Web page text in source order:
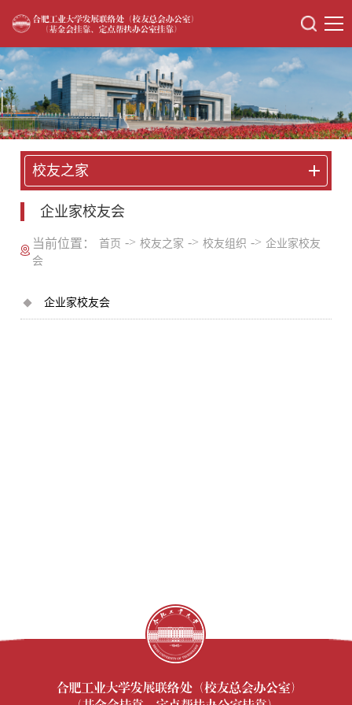
校友之家
企业家校友会
当前位置： 首页 -> 校友之家 -> 校友组织 -> 企业家校友
会
企业家校友会